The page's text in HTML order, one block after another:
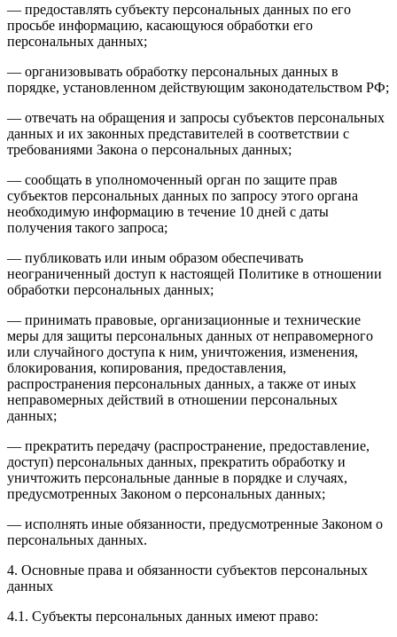
— предоставлять субъекту персональных данных по его
просьбе информацию, касающуюся обработки его
персональных данных;
— организовывать обработку персональных данных в
порядке, установленном действующим законодательством РФ;
— отвечать на обращения и запросы субъектов персональных
данных и их законных представителей в соответствии с
требованиями Закона о персональных данных;
— сообщать в уполномоченный орган по защите прав
субъектов персональных данных по запросу этого органа
необходимую информацию в течение 10 дней с даты
получения такого запроса;
— публиковать или иным образом обеспечивать
неограниченный доступ к настоящей Политике в отношении
обработки персональных данных;
— принимать правовые, организационные и технические
меры для защиты персональных данных от неправомерного
или случайного доступа к ним, уничтожения, изменения,
блокирования, копирования, предоставления,
распространения персональных данных, а также от иных
неправомерных действий в отношении персональных
данных;
— прекратить передачу (распространение, предоставление,
доступ) персональных данных, прекратить обработку и
уничтожить персональные данные в порядке и случаях,
предусмотренных Законом о персональных данных;
— исполнять иные обязанности, предусмотренные Законом о
персональных данных.
4. Основные права и обязанности субъектов персональных
данных
4.1. Субъекты персональных данных имеют право: